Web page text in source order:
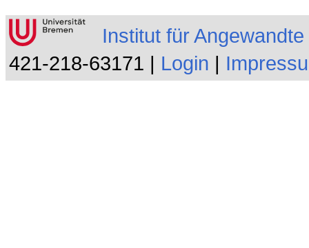
Institut für
421-218-63171 | Login |